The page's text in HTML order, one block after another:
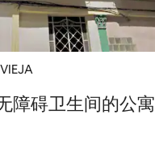
障碍卫生间的公寓